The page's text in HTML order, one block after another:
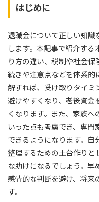
はじめに
退職金について正しい知識
します。本記事で紹介す
り方の違い、税制や社会
続きや注意点などを体系的
解すれば、受け取りタイミ
避けやすくなり、老後資金
くなります。また、家族へ
いった点も考慮でき、専
できるようになります。自
整理するための土台作りと
な助けになるでしょう。早
感情的な判断を避け、将来
す。